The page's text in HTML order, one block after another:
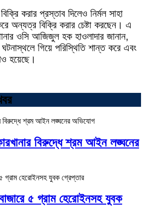
করার প্রস্তাব দিলেও নির্মল সাহা
অন্যত্র বিক্রি করার চেষ্টা করছেন। এ
ওসি আজিজুল হক হাওলাদার জানান,
গিয়ে পরিস্থিতি শান্ত করে এবং
হয়েছে।
বিরুদ্ধে শ্রম আইন লঙ্ঘনের
বাজারে ৫ গ্রাম হেরোইনসহ যুবক